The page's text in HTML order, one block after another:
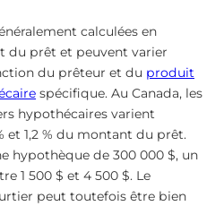
calculées en
du prêt et peuvent varier
du prêteur et du produit
spécifique. Au Canada, les
hypothécaires varient
et 1,2 % du montant du prêt.
hypothèque de 300 000 $, un
1 500 $ et 4 500 $. Le
peut toutefois être bien